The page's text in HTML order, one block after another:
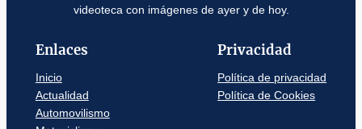
videoteca con imágenes de ayer y de hoy.
Enlaces
Inicio
Actualidad
Automovilismo
Privacidad
Política de privacidad
Política de Cookies